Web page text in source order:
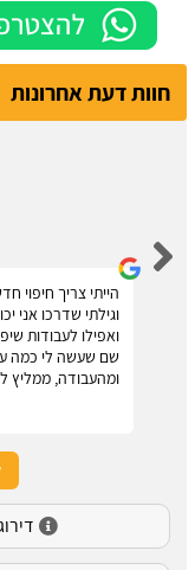
חוות דעת אחרונות
הייתי צריך
וגילתי שדרכו אני
ואפילו לעבודות
שם שעשה לי כמה
ומהעבודה, ממליץ
דירוג